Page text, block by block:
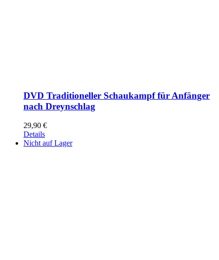
DVD Traditioneller Schaukampf für Anfänger
nach Dreynschlag
29,90 €
Details
Nicht auf Lager